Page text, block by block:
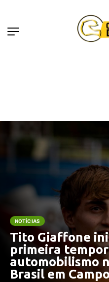
NOTÍCIAS
Tito Giaffone
primeira
automobilismo
Brasil em